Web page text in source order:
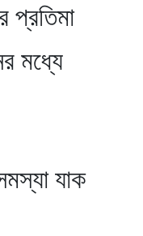
প্রতিমা
যাক